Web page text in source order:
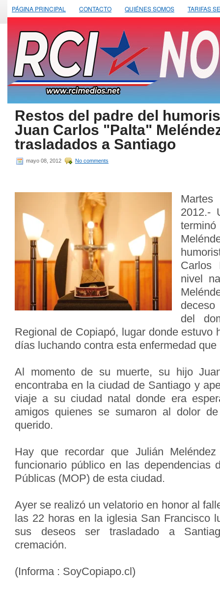
PÁGINA PRINCIPAL CONTACTO QUIÉNES SOMOS TARIFAS
Restos del padre del
Juan Carlos "Palta"
trasladados a Santiago
mayo 08, 2012 No comments
2012.-
Carlos
nivel
del
Regional de Copiapó, lugar donde estuvo
días luchando contra esta enfermedad
Al momento de su muerte, su hijo
encontraba en la ciudad de Santiago y
viaje a su ciudad natal donde era
amigos quienes se sumaron al dolor
querido.
Hay que recordar que Julián
funcionario público en las dependencias
Públicas (MOP) de esta ciudad.
Ayer se realizó un velatorio en honor al
las 22 horas en la iglesia San Francisco
sus deseos ser trasladado a
cremación.
(Informa : SoyCopiapo.cl)